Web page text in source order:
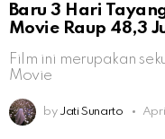
Baru 3 Hari
Movie Raup 48,3
Film ini merupakan
Movie
by Jati Sunarto